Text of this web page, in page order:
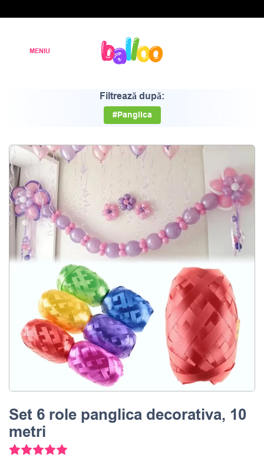
Filtrează după:
#Panglica
Set 6 role panglica decorativa, 10
metri
3